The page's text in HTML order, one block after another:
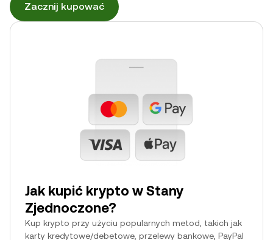
Zacznij kupować
Jak kupić krypto w Stany
Zjednoczone?
Kup krypto przy użyciu popularnych metod, takich jak
karty kredytowe/debetowe, przelewy bankowe, PayPal